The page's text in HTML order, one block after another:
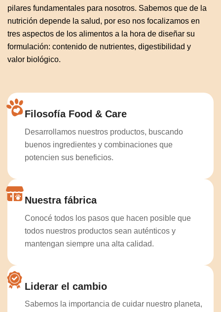
pilares fundamentales para nosotros. Sabemos que de la
nutrición depende la salud, por eso nos focalizamos en
tres aspectos de los alimentos a la hora de diseñar su
formulación: contenido de nutrientes, digestibilidad y
valor biológico.
Filosofía Food & Care
Desarrollamos nuestros productos, buscando
buenos ingredientes y combinaciones que
potencien sus beneficios.
Nuestra fábrica
Conocé todos los pasos que hacen posible que
todos nuestros productos sean auténticos y
mantengan siempre una alta calidad.
Liderar el cambio
Sabemos la importancia de cuidar nuestro planeta,